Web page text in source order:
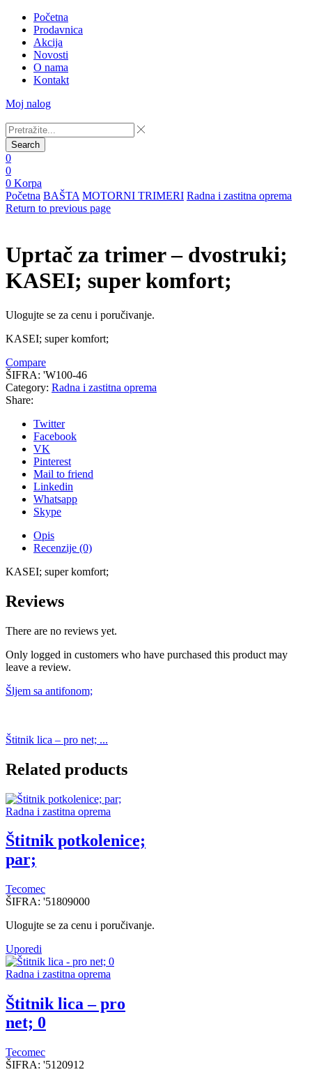
Početna
Prodavnica
Akcija
Novosti
O nama
Kontakt
Moj nalog
Search
0
0
0 Korpa
Početna BAŠTA MOTORNI TRIMERI Radna i zastitna oprema
Return to previous page
Uprtač za trimer – dvostruki;
KASEI; super komfort;
Ulogujte se za cenu i poručivanje.
KASEI; super komfort;
Compare
ŠIFRA: 'W100-46
Category: Radna i zastitna oprema
Share:
Twitter
Facebook
VK
Pinterest
Mail to friend
Linkedin
Whatsapp
Skype
Opis
Recenzije (0)
KASEI; super komfort;
Reviews
There are no reviews yet.
Only logged in customers who have purchased this product may
leave a review.
Šljem sa antifonom;
Štitnik lica – pro net; ...
Related products
Radna i zastitna oprema
Štitnik potkolenice;
par;
Tecomec
ŠIFRA: '51809000
Ulogujte se za cenu i poručivanje.
Uporedi
Radna i zastitna oprema
Štitnik lica – pro
net; 0
Tecomec
ŠIFRA: '5120912